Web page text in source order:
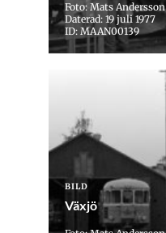
Foto: Mats Andersson
Daterad: 19 juli 1977
ID: MAAN00139
BILD
Växjö